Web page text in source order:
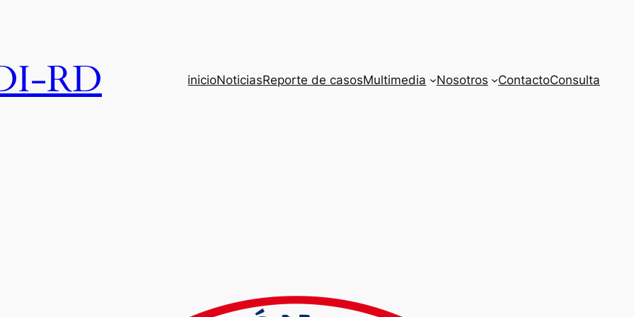
RD inicioNoticiasReporte de casosMultimedia Nosotros ContactoConsulta